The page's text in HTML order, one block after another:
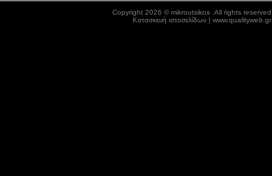
Copyright 2026 © mikroutsikos .All rights reserved
Κατασκευή ιστοσελίδων | www.qualityweb.gr